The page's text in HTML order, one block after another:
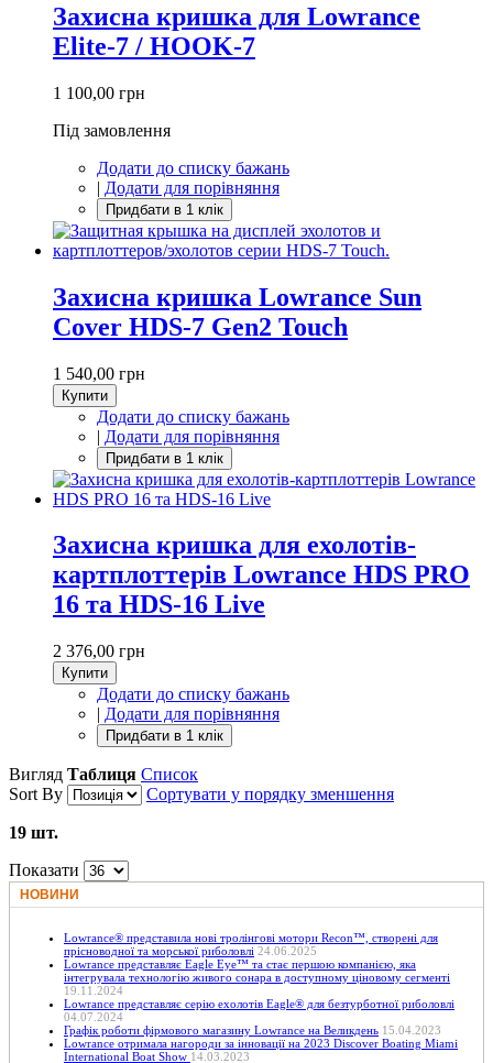
Захисна кришка для Lowrance
Elite-7 / HOOK-7
1 100,00 грн
Під замовлення
Додати до списку бажань
| Додати для порівняння
Захисна кришка Lowrance Sun
Cover HDS-7 Gen2 Touch
1 540,00 грн
Купити
Додати до списку бажань
| Додати для порівняння
Захисна кришка для ехолотів-
картплоттерів Lowrance HDS PRO
16 та HDS-16 Live
2 376,00 грн
Купити
Додати до списку бажань
| Додати для порівняння
Вигляд Таблиця Список
Sort By
Сортувати у порядку зменшення
19 шт.
Показати
НОВИНИ
Lowrance® представила нові тролінгові мотори Recon™, створені для
прісноводної та морської риболовлі 24.06.2025
Lowrance представляє Eagle Eye™ та стає першою компанією, яка
інтегрувала технологію живого сонара в доступному ціновому сегменті
19.11.2024
Lowrance представляє серію ехолотів Eagle® для безтурботної риболовлі
04.07.2024
Графік роботи фірмового магазину Lowrance на Великдень 15.04.2023
Lowrance отримала нагороди за інновації на 2023 Discover Boating Miami
International Boat Show 14.03.2023